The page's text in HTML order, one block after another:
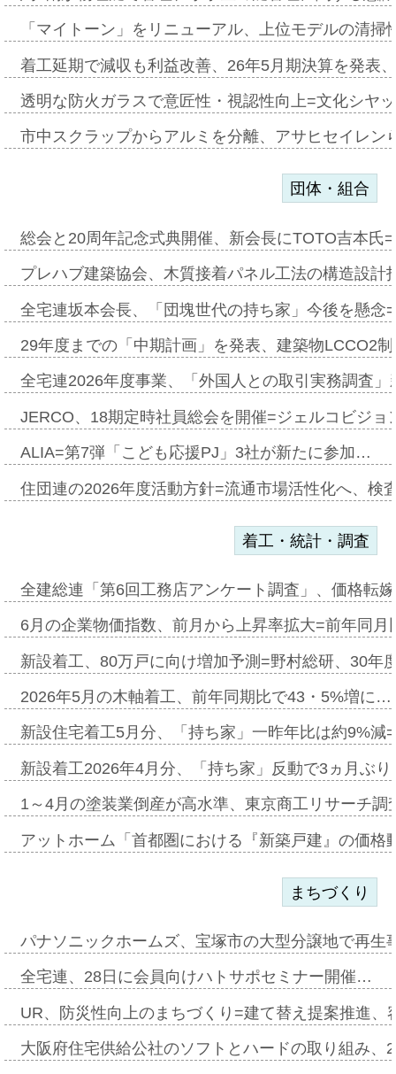
「マイトーン」をリニューアル、上位モデルの清
着工延期で減収も利益改善、26年5月期決算を発表
透明な防火ガラスで意匠性・視認性向上=文化シヤ
市中スクラップからアルミを分離、アサヒセイレ
団体・組合
総会と20周年記念式典開催、新会長にTOTO吉本氏
プレハブ建築協会、木質接着パネル工法の構造設
全宅連坂本会長、「団塊世代の持ち家」今後を懸
29年度までの「中期計画」を発表、建築物LCCO2
全宅連2026年度事業、「外国人との取引実務調査
JERCO、18期定時社員総会を開催=ジェルコビジ
ALIA=第7弾「こども応援PJ」3社が新たに参加…
住団連の2026年度活動方針=流通市場活性化へ、検
着工・統計・調査
全建総連「第6回工務店アンケート調査」、価格転
6月の企業物価指数、前月から上昇率拡大=前年同
新設着工、80万戸に向け増加予測=野村総研、30年
2026年5月の木軸着工、前年同期比で43・5%増に…
新設住宅着工5月分、「持ち家」一昨年比は約9%
新設着工2026年4月分、「持ち家」反動で3ヵ月ぶ
1～4月の塗装業倒産が高水準、東京商工リサーチ
アットホーム「首都圏における『新築戸建』の価
まちづくり
パナソニックホームズ、宝塚市の大型分譲地で再
全宅連、28日に会員向けハトサポセミナー開催…
UR、防災性向上のまちづくり=建て替え提案推進
大阪府住宅供給公社のソフトとハードの取り組み